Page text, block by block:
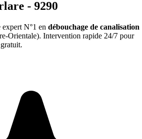
- 9290
expert N°1 en débouchage de canalisation
Orientale). Intervention rapide 24/7 pour